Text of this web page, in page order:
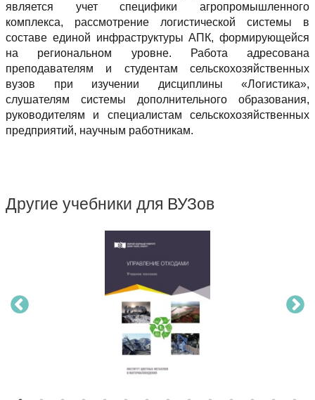
является учет специфики агропромышленного
комплекса, рассмотрение логистической системы в
составе единой инфраструктуры АПК, формирующейся
на региональном уровне. Работа адресована
преподавателям и студентам сельскохозяйственных
вузов при изучении дисциплины «Логистика»,
слушателям системы дополнительного образования,
руководителям и специалистам сельскохозяйственных
предприятий, научным работникам.
Другие учебники для ВУЗов